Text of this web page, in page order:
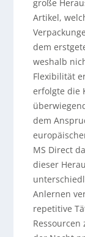
große
Artikel,
dem
weshalb
Flexibilität
erfolgte die
dem
MS Direct
dieser
Anlernen
repetitive